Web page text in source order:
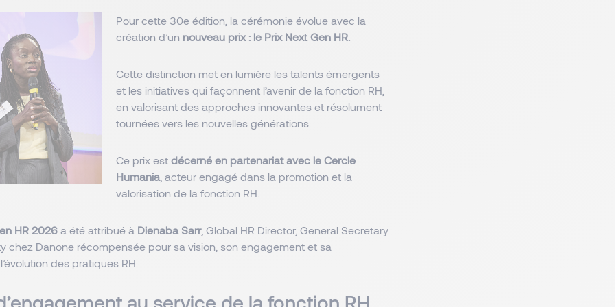
Pour cette 30e édition, la cérémonie évolue avec la
création d’un nouveau prix : le Prix Next Gen HR.
Cette distinction met en lumière les talents émergents
et les initiatives qui façonnent l’avenir de la fonction RH,
en valorisant des approches innovantes et résolument
tournées vers les nouvelles générations.
Ce prix est décerné en partenariat avec le Cercle
Humania , acteur engagé dans la promotion et la
valorisation de la fonction RH.
HR 2026 a été attribué à Dienaba Sarr, Global HR Director, General Secretary
chez Danone récompensée pour sa vision, son engagement et sa
des pratiques RH.
au service de la fonction RH